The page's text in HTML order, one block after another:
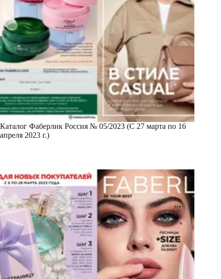
Каталог Фаберлик Россия № 05/2023 (С 27 марта по 16
апреля 2023 г.)